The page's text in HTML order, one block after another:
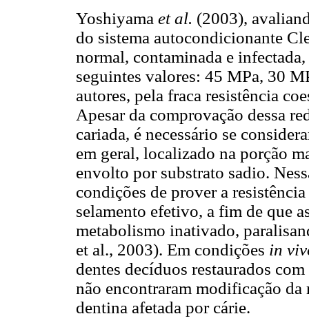
Yoshiyama et al. (2003),
do sistema autocondicionante
normal, contaminada e
seguintes valores: 45 MPa, 30
autores, pela fraca resistência
Apesar da comprovação dessa
cariada, é necessário se
em geral, localizado na porção
envolto por substrato sadio.
condições de prover a
selamento efetivo, a fim de que
metabolismo inativado,
et al., 2003). Em condições in
dentes decíduos restaurados
não encontraram modificação
dentina afetada por cárie.